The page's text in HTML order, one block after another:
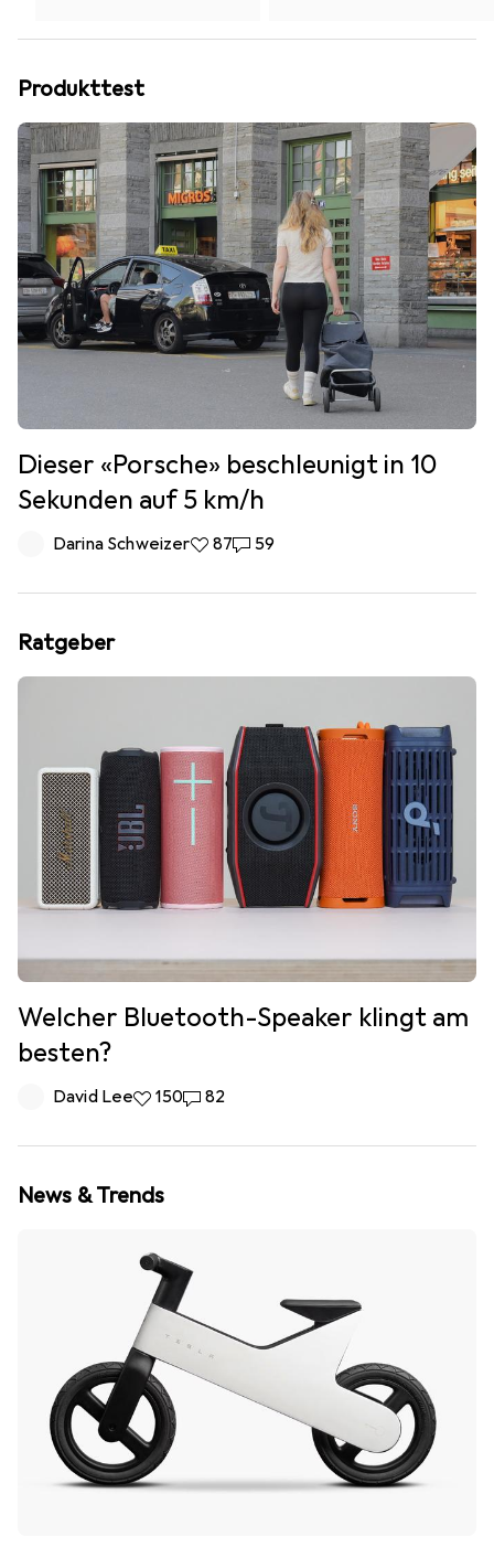
Produkttest
Dieser «Porsche» beschleunigt in 10
Sekunden auf 5 km/h
Darina Schweizer87 Likes
8759 Kommentare
59
Ratgeber
Welcher Bluetooth-Speaker klingt am
besten?
David Lee150 Likes
15082 Kommentare
82
News & Trends